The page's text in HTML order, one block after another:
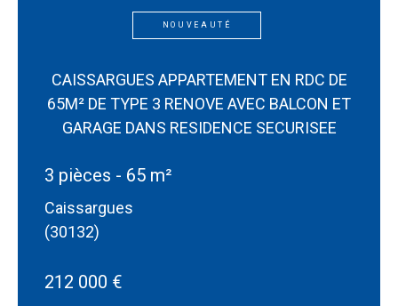
NOUVEAUTÉ
CAISSARGUES APPARTEMENT EN RDC DE
65M² DE TYPE 3 RENOVE AVEC BALCON ET
GARAGE DANS RESIDENCE SECURISEE
3 pièces - 65 m²
Caissargues
(30132)
212 000 €